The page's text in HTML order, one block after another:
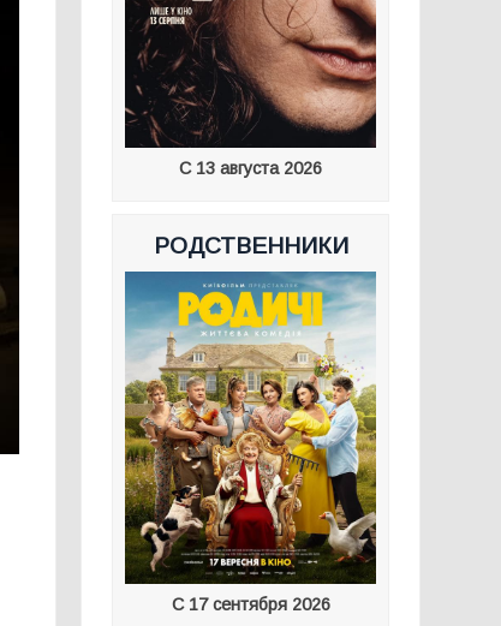
С 13 августа 2026
РОДСТВЕННИКИ
С 17 сентября 2026